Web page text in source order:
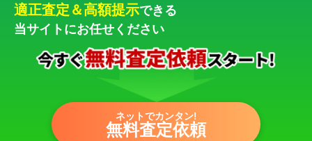
適正査定＆高額提示できる
当サイトにお任せください
ネットでカンタン!
無料査定依頼